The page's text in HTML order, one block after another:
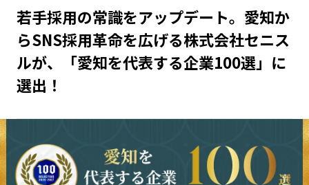
岩手エリア
宮城エリア
秋田エリア
山形エリア
福島エリア
茨城エリア
栃木エリア
群馬エリア
埼玉エリア
富山エリア
石川エリア
福井エリア
山梨エリア
若手採用の常識をアップデート。愛知か
らSNS採用革命を広げる株式会社セニス
ルが、「愛知を代表する企業100選」に
選出！